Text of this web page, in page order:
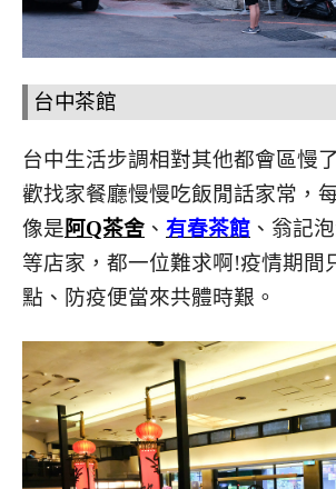
台中茶館
台中生活步調相對其他都會區慢
歡找家餐廳慢慢吃飯閒話家常，
像是阿Q茶舍 、 有春茶館 、翁記
等店家，都一位難求啊!疫情期間
點、防疫便當來共體時艱。